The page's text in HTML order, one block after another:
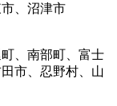
、沼津市
、南部町、富士
市、忍野村、山